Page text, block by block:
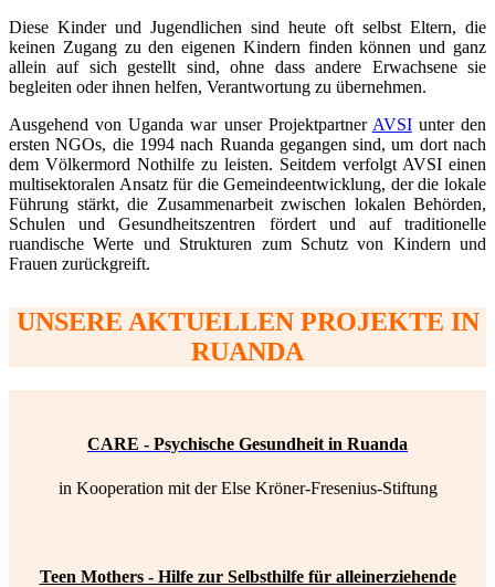
Diese Kinder und Jugendlichen sind heute oft selbst Eltern, die
keinen Zugang zu den eigenen Kindern finden können und ganz
allein auf sich gestellt sind, ohne dass andere Erwachsene sie
begleiten oder ihnen helfen, Verantwortung zu übernehmen.
Ausgehend von Uganda war unser Projektpartner AVSIunter den
ersten NGOs, die 1994 nach Ruanda gegangen sind, um dort nach
dem Völkermord Nothilfe zu leisten. Seitdem verfolgt AVSI einen
multisektoralen Ansatz für die Gemeindeentwicklung, der die lokale
Führung stärkt, die Zusammenarbeit zwischen lokalen Behörden,
Schulen und Gesundheitszentren fördert und auf traditionelle
ruandische Werte und Strukturen zum Schutz von Kindern und
Frauen zurückgreift.
UNSERE AKTUELLEN PROJEKTE IN
RUANDA
CARE - Psychische Gesundheit in Ruanda
in Kooperation mit der Else Kröner-Fresenius-Stiftung
Teen Mothers - Hilfe zur Selbsthilfe für alleinerziehende